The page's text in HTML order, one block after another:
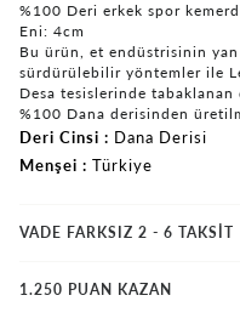
%100 Deri erkek spor
Eni: 4cm
Bu ürün, et endüstrisinin
sürdürülebilir yöntemler ile
Desa tesislerinde
%100 Dana derisinden
Deri Cinsi
Dana Derisi
Menşei
Türkiye
VADE FARKSIZ 2 - 6 TAKSIT
1.250 PUAN KAZAN